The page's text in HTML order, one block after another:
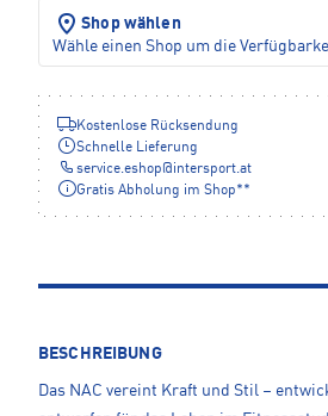
Shop wählen
Wähle einen Shop um die
Kostenlose Rücksendung
Schnelle Lieferung
service.eshop@ intersport.at
Gratis Abholung im Shop**
BESCHREIBUNG
Das NAC vereint Kraft und Stil –